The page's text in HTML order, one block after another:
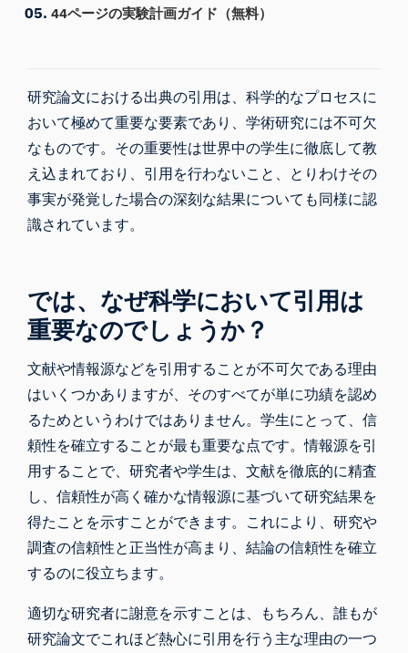
44ページの実験計画ガイド（無料）
研究論文における出典の引用は、科学的なプロセスに
おいて極めて重要な要素であり、学術研究には不可欠
なものです。その重要性は世界中の学生に徹底して教
え込まれており、引用を行わないこと、とりわけその
事実が発覚した場合の深刻な結果についても同様に認
識されています。
では、なぜ科学において引用は
重要なのでしょうか？
文献や情報源などを引用することが不可欠である理由
はいくつかありますが、そのすべてが単に功績を認め
るためというわけではありません。学生にとって、信
頼性を確立することが最も重要な点です。情報源を引
用することで、研究者や学生は、文献を徹底的に精査
し、信頼性が高く確かな情報源に基づいて研究結果を
得たことを示すことができます。これにより、研究や
調査の信頼性と正当性が高まり、結論の信頼性を確立
するのに役立ちます。
適切な研究者に謝意を示すことは、もちろん、誰もが
研究論文でこれほど熱心に引用を行う主な理由の一つ